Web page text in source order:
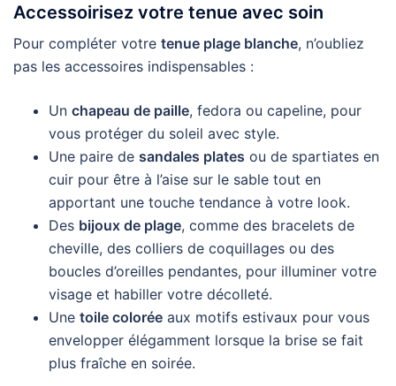
Accessoirisez votre tenue avec soin
Pour compléter votre tenue plage blanche, n’oubliez
pas les accessoires indispensables :
Un chapeau de paille, fedora ou capeline, pour
vous protéger du soleil avec style.
Une paire de sandales plates ou de spartiates en
cuir pour être à l’aise sur le sable tout en
apportant une touche tendance à votre look.
Des bijoux de plage, comme des bracelets de
cheville, des colliers de coquillages ou des
boucles d’oreilles pendantes, pour illuminer votre
visage et habiller votre décolleté.
Une toile colorée aux motifs estivaux pour vous
envelopper élégamment lorsque la brise se fait
plus fraîche en soirée.